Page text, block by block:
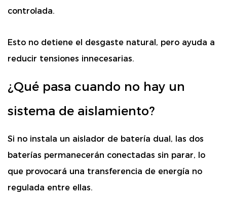
controlada.
Esto no detiene el desgaste natural, pero ayuda a
reducir tensiones innecesarias.
¿Qué pasa cuando no hay un
sistema de aislamiento?
Si no instala un aislador de batería dual, las dos
baterías permanecerán conectadas sin parar, lo
que provocará una transferencia de energía no
regulada entre ellas.